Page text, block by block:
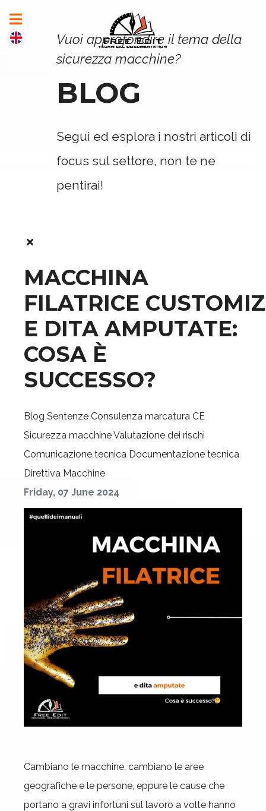
Vuoi approfondire il tema della
sicurezza macchine?
BLOG
Segui ed esplora i nostri articoli di
focus sul settore, non te ne
pentirai!
MACCHINA
FILATRICE
E DITA AMPUTATE:
COSA È
SUCCESSO?
Blog Sentenze Consulenza marcatura CE
Sicurezza macchineValutazione dei rischi
Comunicazione tecnica Documentazione tecnica
Direttiva Macchine
Friday, 07 June 2024
Cambiano le macchine, cambiano le aree
geografiche e le persone, eppure le cause che
portano a gravi infortuni sul lavoro a volte hanno